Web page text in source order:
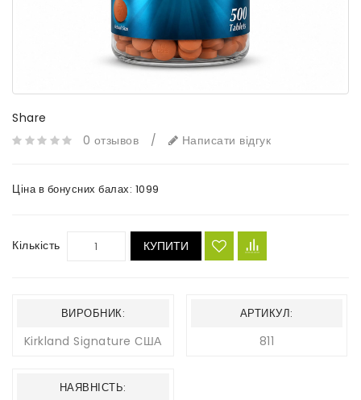
Share
0 отзывов
/ Написати відгук
Ціна в бонусних балах: 1099
Кількість КУПИТИ
ВИРОБНИК:
Kirkland Signature США
АРТИКУЛ:
811
НАЯВНІСТЬ: